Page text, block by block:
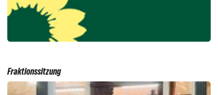
Fraktionssitzung